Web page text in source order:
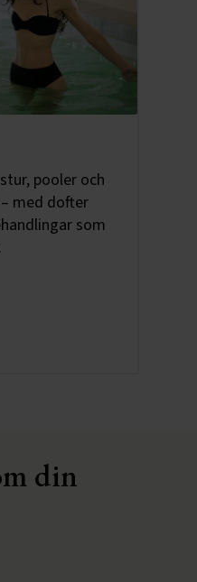
pooler och
med dofter
som
din